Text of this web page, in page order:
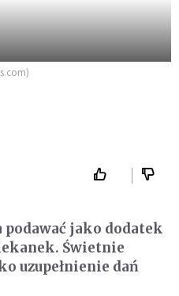
jako dodatek
Świetnie
uzupełnienie dań